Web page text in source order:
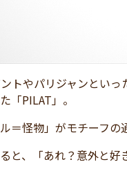
トやパリジャンとい
「PILAT」。
ル＝怪物」がモチーフ
と、「あれ？意外と好